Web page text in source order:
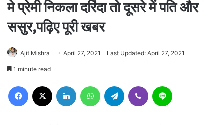
मे प्रेमी निकला दरिंदा तो दूसरे में पति और
ससुर,पढ़िए पूरी खबर
Ajit Mishra April 27, 2021 Last Updated: April 27, 2021
1 minute read
Facebook LinkedIn WhatsAppTelegram Viber